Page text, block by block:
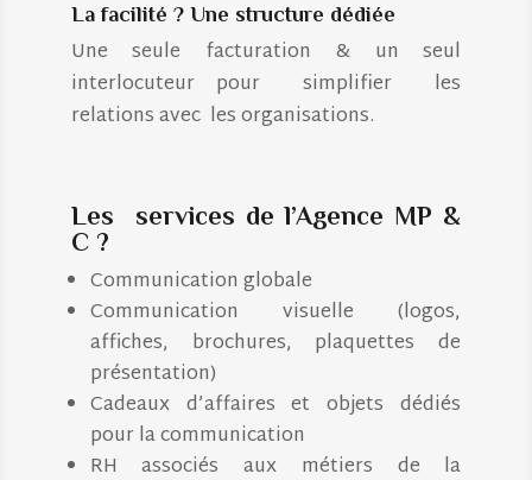
La facilité ? Une structure dédiée
Une seule facturation & un seul
interlocuteur pour simplifier les
relations avec les organisations.
Les services de l’Agence MP &
C ?
Communication globale
Communication visuelle (logos,
affiches, brochures, plaquettes de
présentation)
Cadeaux d’affaires et objets dédiés
pour la communication
RH associés aux métiers de la